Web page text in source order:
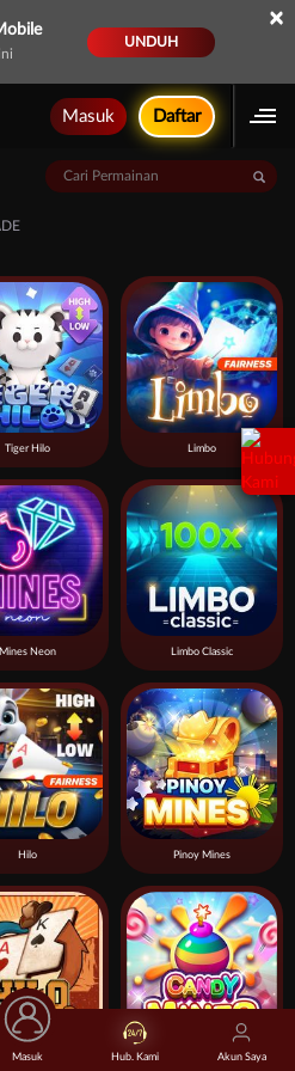
UNDUH
×
Masuk Daftar
Tiger Hilo Limbo
Mines Neon Limbo Classic
Hilo Pinoy Mines
Gold Rush Candy Mines
Masuk Hub. Kami Akun Saya